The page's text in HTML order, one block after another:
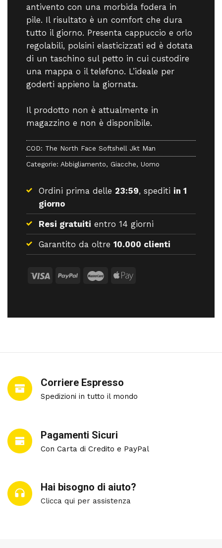
antivento con una morbida fodera in
pile. Il risultato è un comfort che dura
tutto il giorno. Presenta cappuccio e orlo
regolabili, polsini elasticizzati ed è dotata
di un taschino sul petto in cui custodire
una mappa o il telefono. L’ideale per
goderti appieno la giornata.
Il prodotto non è attualmente in
magazzino e non è disponibile.
COD: The North Face Softshell Jkt Man
Categorie: Abbigliamento, Giacche, Uomo
Ordini prima delle 23:59, spediti in 1
giorno
Resi gratuiti entro 14 giorni
Garantito da oltre 10.000 clienti
Corriere Espresso
Spedizioni in tutto il mondo
Pagamenti Sicuri
Con Carta di Credito e PayPal
Hai bisogno di aiuto?
Clicca qui per assistenza